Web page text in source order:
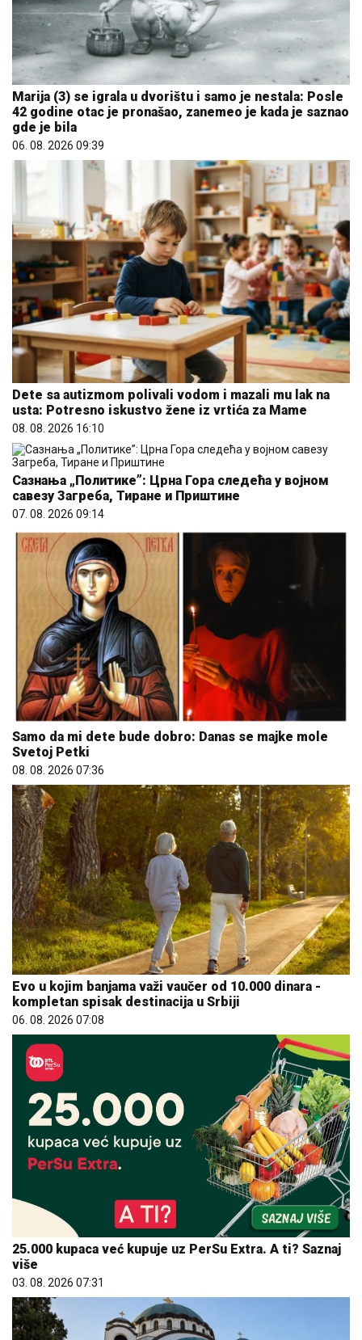
Marija (3) se igrala u dvorištu i samo je nestala: Posle
42 godine otac je pronašao, zanemeo je kada je saznao
gde je bila
06. 08. 2026 09:39
Dete sa autizmom polivali vodom i mazali mu lak na
usta: Potresno iskustvo žene iz vrtića za Mame
08. 08. 2026 16:10
Сазнања „Политике”: Црна Гора следећа у војном
савезу Загреба, Тиране и Приштине
07. 08. 2026 09:14
Samo da mi dete bude dobro: Danas se majke mole
Svetoj Petki
08. 08. 2026 07:36
Evo u kojim banjama važi vaučer od 10.000 dinara -
kompletan spisak destinacija u Srbiji
06. 08. 2026 07:08
25.000 kupaca već kupuje uz PerSu Extra. A ti? Saznaj
više
03. 08. 2026 07:31